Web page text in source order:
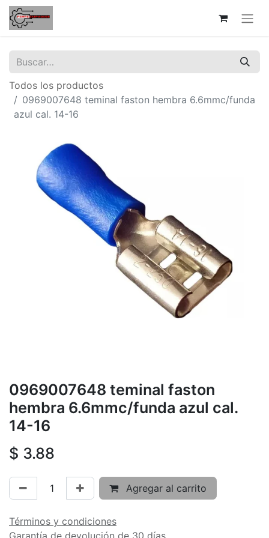
Todos los productos
0969007648 teminal faston hembra 6.6mmc/funda
azul cal. 14-16
0969007648 teminal faston
hembra 6.6mmc/funda azul cal.
14-16
$ 3.88
Agregar al carrito
Términos y condiciones
Garantía de devolución de 30 días